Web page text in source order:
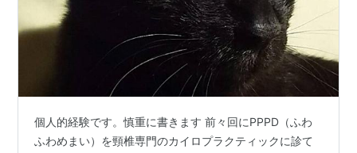
個人的経験です。慎重に書きます 前々回にPPPD（ふわ
ふわめまい）を頸椎専門のカイロプラクティックに診て